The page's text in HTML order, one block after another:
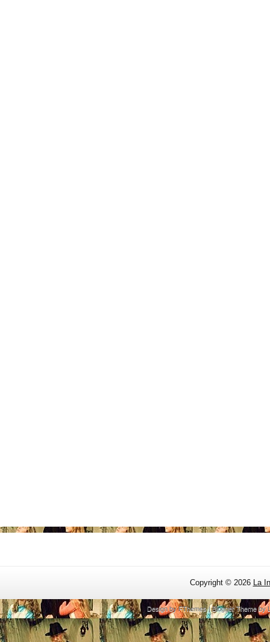
Copyright © 2026 La
Design byFThemes| Blogger Theme by